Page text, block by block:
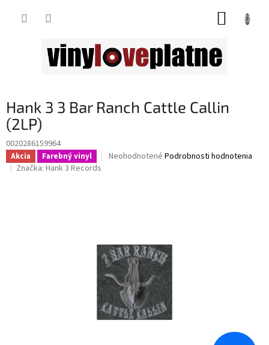
Hank 3 3 Bar Ranch Cattle Callin
(2LP)
0020286159964
Akcia Farebný vinyl
Priemerné
Neohodnotené Podrobnosti hodnotenia
Značka: Hank 3 Records